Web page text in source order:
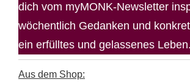
dich vom myMONK-Newsletter
wöchentlich Gedanken und
ein erfülltes und gelassenes Leben.
Aus dem Shop: